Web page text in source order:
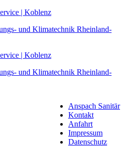
Anspach Sanitär
Kontakt
Anfahrt
Impressum
Datenschutz